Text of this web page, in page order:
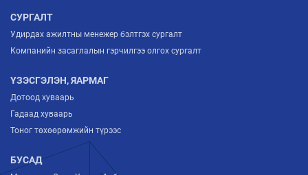
СУРГАЛТ
Удирдах ажилтны менежер бэлтгэх сургалт
Компанийн засаглалын гэрчилгээ олгох сургалт
ҮЗЭСГЭЛЭН, ЯАРМАГ
Дотоод хуваарь
Гадаад хуваарь
Тоног төхөөрөмжийн түрээс
БУСАД